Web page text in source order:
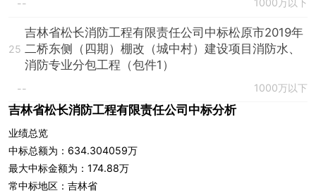
-- 1000万以下
25
吉林省松长消防工程有限责任公司中标松原市2019年
二桥东侧（四期）棚改（城中村）建设项目消防水、
消防专业分包工程（包件1）
-- 1000万以下
吉林省松长消防工程有限责任公司中标分析
业绩总览
中标总额为：634.304059万
最大中标金额为：174.88万
常中标地区：吉林省